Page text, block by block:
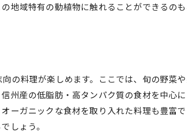
に
地域特有の動植物に触れることができるの
の料理が楽しめます。ここでは、旬の野菜
州産の低脂肪・高タンパク質の食材を中心
ーガニックな食材を取り入れた料理も豊富
しょう。